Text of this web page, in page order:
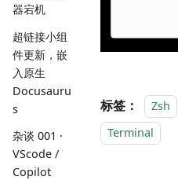
器宕机
超链接小组
件更新，嵌
入原生
Docusauru
s
杂谈 001 ·
VScode /
Copilot
标签：
Zsh
Terminal